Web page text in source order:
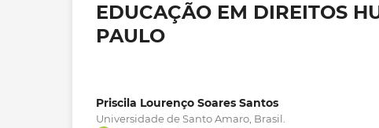
EDUCAÇÃO EM DIREITOS
PAULO
Priscila Lourenço Soares Santos
Universidade de Santo Amaro, Brasil.